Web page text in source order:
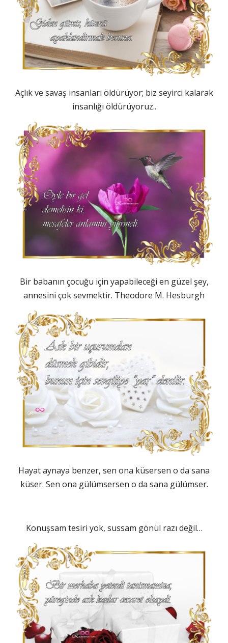
Açlık ve savaş insanları öldürüyor; biz seyirci kalarak
insanlığı öldürüyoruz..
Bir babanın çocuğu için yapabileceği en güzel şey,
annesini çok sevmektir. Theodore M. Hesburgh
Hayat aynaya benzer, sen ona küsersen o da sana
küser. Sen ona gülümsersen o da sana gülümser.
Konuşsam tesiri yok, sussam gönül razı değil…